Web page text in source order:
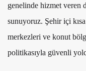
genelinde hizmet veren
sunuyoruz. Şehir içi
merkezleri ve konut
politikasıyla güvenli